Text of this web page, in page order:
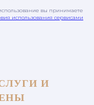
вы принимаете
использования сервисами
И